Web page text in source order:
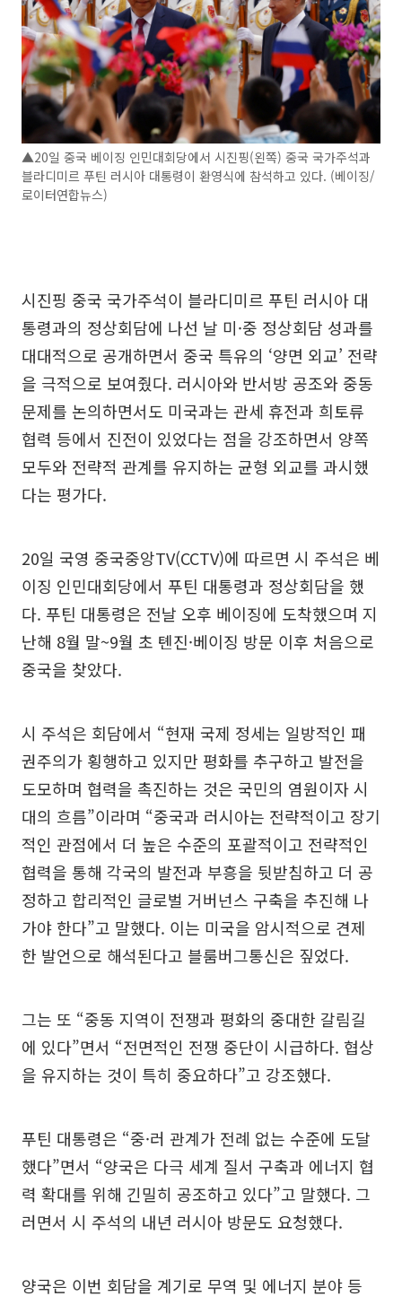
▲20일 중국 베이징 인민대회당에서 시진핑(왼쪽) 중국 국가주석과
블라디미르 푸틴 러시아 대통령이 환영식에 참석하고 있다. (베이징/
로이터연합뉴스)
시진핑 중국 국가주석이 블라디미르 푸틴 러시아 대
통령과의 정상회담에 나선 날 미·중 정상회담 성과를
대대적으로 공개하면서 중국 특유의 ‘양면 외교’ 전략
을 극적으로 보여줬다. 러시아와 반서방 공조와 중동
문제를 논의하면서도 미국과는 관세 휴전과 희토류
협력 등에서 진전이 있었다는 점을 강조하면서 양쪽
모두와 전략적 관계를 유지하는 균형 외교를 과시했
다는 평가다.
20일 국영 중국중앙TV(CCTV)에 따르면 시 주석은 베
이징 인민대회당에서 푸틴 대통령과 정상회담을 했
다. 푸틴 대통령은 전날 오후 베이징에 도착했으며 지
난해 8월 말~9월 초 톈진·베이징 방문 이후 처음으로
중국을 찾았다.
시 주석은 회담에서 “현재 국제 정세는 일방적인 패
권주의가 횡행하고 있지만 평화를 추구하고 발전을
도모하며 협력을 촉진하는 것은 국민의 염원이자 시
대의 흐름”이라며 “중국과 러시아는 전략적이고 장기
적인 관점에서 더 높은 수준의 포괄적이고 전략적인
협력을 통해 각국의 발전과 부흥을 뒷받침하고 더 공
정하고 합리적인 글로벌 거버넌스 구축을 추진해 나
가야 한다”고 말했다. 이는 미국을 암시적으로 견제
한 발언으로 해석된다고 블룸버그통신은 짚었다.
그는 또 “중동 지역이 전쟁과 평화의 중대한 갈림길
에 있다”면서 “전면적인 전쟁 중단이 시급하다. 협상
을 유지하는 것이 특히 중요하다”고 강조했다.
푸틴 대통령은 “중·러 관계가 전례 없는 수준에 도달
했다”면서 “양국은 다극 세계 질서 구축과 에너지 협
력 확대를 위해 긴밀히 공조하고 있다”고 말했다. 그
러면서 시 주석의 내년 러시아 방문도 요청했다.
양국은 이번 회담을 계기로 무역 및 에너지 분야 등